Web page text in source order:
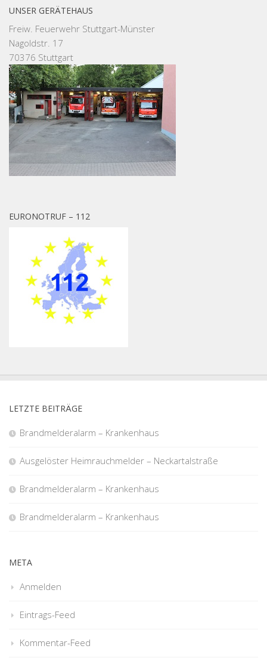
UNSER GERÄTEHAUS
Freiw. Feuerwehr Stuttgart-Münster
Nagoldstr. 17
70376 Stuttgart
EURONOTRUF – 112
LETZTE BEITRÄGE
Brandmelderalarm – Krankenhaus
Ausgelöster Heimrauchmelder – Neckartalstraße
Brandmelderalarm – Krankenhaus
Brandmelderalarm – Krankenhaus
META
Anmelden
Eintrags-Feed
Kommentar-Feed